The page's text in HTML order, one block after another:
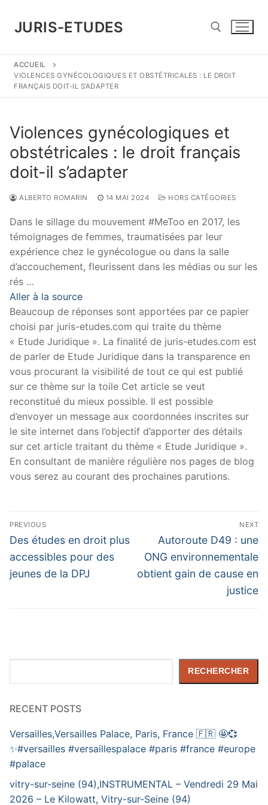
contenu
JURIS-ETUDES
Rechercher :
ACCUEIL
VIOLENCES GYNÉCOLOGIQUES ET OBSTÉTRICALES : LE DROIT
FRANÇAIS DOIT-IL S’ADAPTER
Violences gynécologiques et
obstétricales : le droit français
doit-il s’adapter
ALBERTO ROMARIN 14 MAI 2024 HORS CATÉGORIES
Dans le sillage du mouvement #MeToo en 2017, les
témoignages de femmes, traumatisées par leur
expérience chez le gynécologue ou dans la salle
d’accouchement, fleurissent dans les médias ou sur les
rés …
Aller à la source
Beaucoup de réponses sont apportées par ce papier
choisi par juris-etudes.com qui traite du thème
« Etude Juridique ». La finalité de juris-etudes.com est
de parler de Etude Juridique dans la transparence en
vous procurant la visibilité de tout ce qui est publié
sur ce thème sur la toile Cet article se veut
reconstitué du mieux possible. Il est possible
d’envoyer un message aux coordonnées inscrites sur
le site internet dans l’objectif d’apporter des détails
sur cet article traitant du thème « Etude Juridique ».
En consultant de manière régulière nos pages de blog
vous serez au courant des prochaines parutions.
Navigation
de
l’article
PREVIOUS
Previous
post:
Des études en droit plus
accessibles pour des
jeunes de la DPJ
NEXT
Next
post:
Autoroute D49 : une
ONG environnementale
obtient gain de cause en
justice
RECHERCHER
RECENT POSTS
Versailles,Versailles Palace, Paris, France 🇫🇷 🤩💞
✨️#versailles #versaillespalace #paris #france #europe
#palace
vitry-sur-seine (94),INSTRUMENTAL – Vendredi 29 Mai
2026 – Le Kilowatt, Vitry-sur-Seine (94)